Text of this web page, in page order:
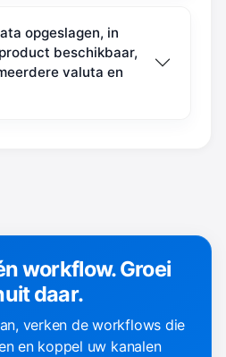
opgeslagen, in
beschikbaar,
valuta en
workflow. Groei
daar.
verken de workflows die
en koppel uw kanalen